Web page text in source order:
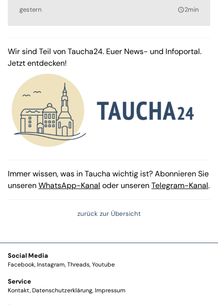
gestern query_builder2min
Wir sind Teil von Taucha24. Euer News- und Infoportal.
Jetzt entdecken!
Immer wissen, was in Taucha wichtig ist? Abonnieren Sie
unserenWhatsApp-Kanal oder unserenTelegram-Kanal.
zurück zur Übersicht
Social Media
Facebook Instagram Threads Youtube
Service
Kontakt Datenschutzerklärung Impressum